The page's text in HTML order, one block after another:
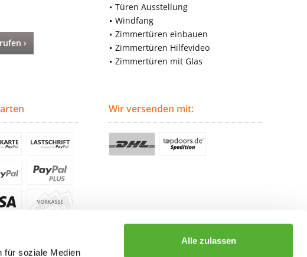
für soziale Medien
Alle zulassen
›
Türen Ausstellung
Windfang
Zimmertüren einbauen
Zimmertüren Hilfevideo
Zimmertüren mit Glas
Wir versenden mit: